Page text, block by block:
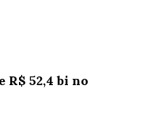
52,4 bi no